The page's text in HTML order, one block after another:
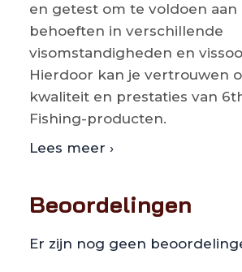
en getest om te voldoen aan
behoeften in verschillende
visomstandigheden en
Hierdoor kan je vertrouwen
kwaliteit en prestaties van
Fishing-producten.
Lees meer ›
Beoordelingen
Er zijn nog geen